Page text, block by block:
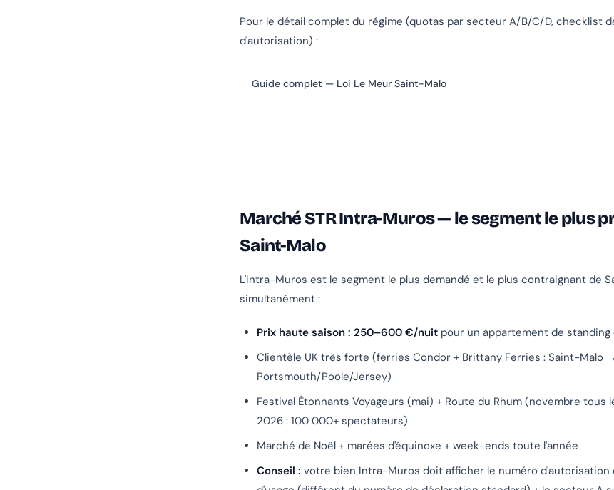
Pour le détail complet du régime (quotas par secteur A/B/C/D, checklist
d'autorisation) :
Guide complet — Loi Le Meur Saint-Malo
Marché STR Intra-Muros — le segment le plus
Saint-Malo
L'Intra-Muros est le segment le plus demandé et le plus contraignant de
simultanément :
Prix haute saison : 250–600 €/nuit pour un appartement de standing
Clientèle UK très forte (ferries Condor + Brittany Ferries : Saint-Malo →
Portsmouth/Poole/Jersey)
Festival Étonnants Voyageurs (mai) + Route du Rhum (novembre tous
2026 : 100 000+ spectateurs)
Marché de Noël + marées d'équinoxe + week-ends toute l'année
Conseil : votre bien Intra-Muros doit afficher le numéro d'autorisation